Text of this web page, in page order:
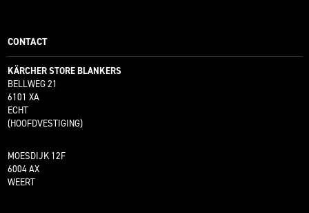
CONTACT
KÄRCHER STORE BLANKERS
BELLWEG 21
6101 XA
ECHT
(HOOFDVESTIGING)
MOESDIJK 12F
6004 AX
WEERT